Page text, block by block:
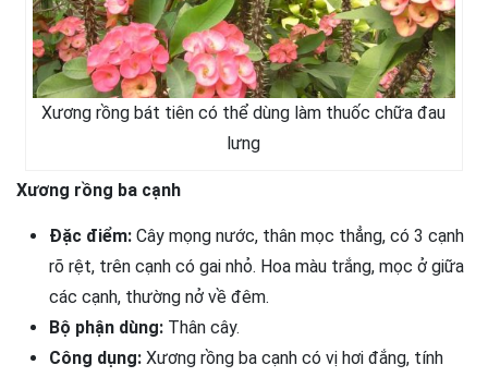
Xương rồng bát tiên có thể dùng làm thuốc chữa đau
lưng
Xương rồng ba cạnh
Đặc điểm: Cây mọng nước, thân mọc thẳng, có 3 cạnh
rõ rệt, trên cạnh có gai nhỏ. Hoa màu trắng, mọc ở giữa
các cạnh, thường nở về đêm.
Bộ phận dùng: Thân cây.
Công dụng: Xương rồng ba cạnh có vị hơi đắng, tính